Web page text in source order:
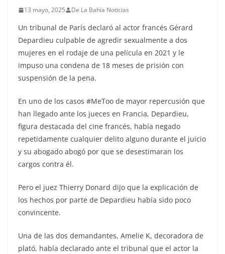
13 mayo, 2025 De La Bahía Noticias
Un tribunal de París declaró al actor francés Gérard
Depardieu culpable de agredir sexualmente a dos
mujeres en el rodaje de una película en 2021 y le
impuso una condena de 18 meses de prisión con
suspensión de la pena.
En uno de los casos #MeToo de mayor repercusión que
han llegado ante los jueces en Francia, Depardieu,
figura destacada del cine francés, había negado
repetidamente cualquier delito alguno durante el juicio
y su abogado abogó por que se desestimaran los
cargos contra él.
Pero el juez Thierry Donard dijo que la explicación de
los hechos por parte de Depardieu había sido poco
convincente.
Una de las dos demandantes, Amelie K, decoradora de
plató, había declarado ante el tribunal que el actor la